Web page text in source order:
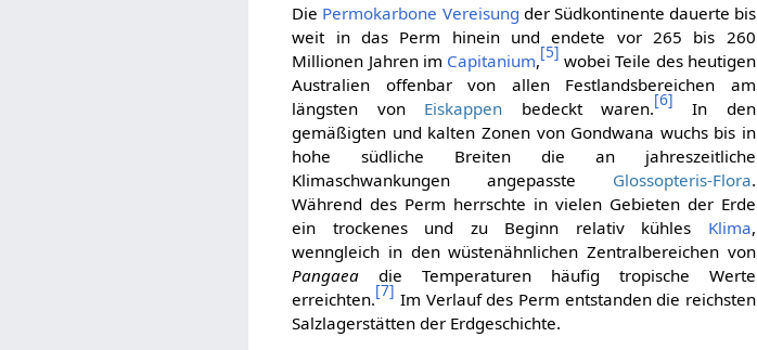
Die Permokarbone Vereisung der Südkontinente dauerte bis
weit in das Perm hinein und endete vor 265 bis 260
Millionen Jahren im Capitanium,[5] wobei Teile des heutigen
Australien offenbar von allen Festlandsbereichen am
längsten von Eiskappen bedeckt waren.[6] In den
gemäßigten und kalten Zonen von Gondwana wuchs bis in
hohe südliche Breiten die an jahreszeitliche
Klimaschwankungen angepasste Glossopteris-Flora.
Während des Perm herrschte in vielen Gebieten der Erde
ein trockenes und zu Beginn relativ kühles Klima,
wenngleich in den wüstenähnlichen Zentralbereichen von
Pangaea die Temperaturen häufig tropische Werte
erreichten.[7] Im Verlauf des Perm entstanden die reichsten
Salzlagerstätten der Erdgeschichte.